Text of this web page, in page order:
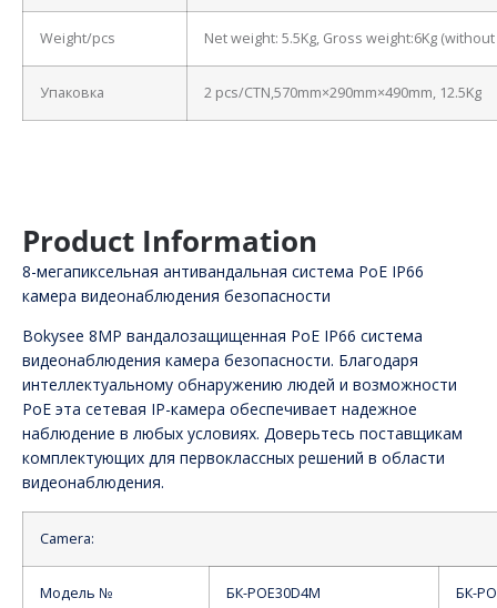
Weight/pcs Net weight: 5.5Kg, Gross weight:6Kg (without
Упаковка 2 pcs/CTN,570mm×290mm×490mm, 12.5Kg
Product Information
8-мегапиксельная антивандальная система PoE IP66
камера видеонаблюдения безопасности
Bokysee 8MP вандалозащищенная PoE IP66 система
видеонаблюдения камера безопасности. Благодаря
интеллектуальному обнаружению людей и возможности
PoE эта сетевая IP-камера обеспечивает надежное
наблюдение в любых условиях. Доверьтесь поставщикам
комплектующих для первоклассных решений в области
видеонаблюдения.
Camera:
Модель № БК-POE30D4M БК-